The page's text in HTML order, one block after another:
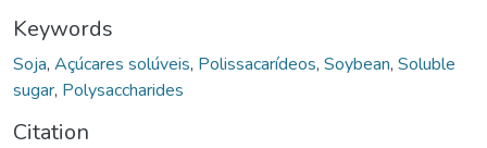
Keywords
Soja, Açúcares solúveis, Polissacarídeos, Soybean, Soluble
sugar, Polysaccharides
Citation